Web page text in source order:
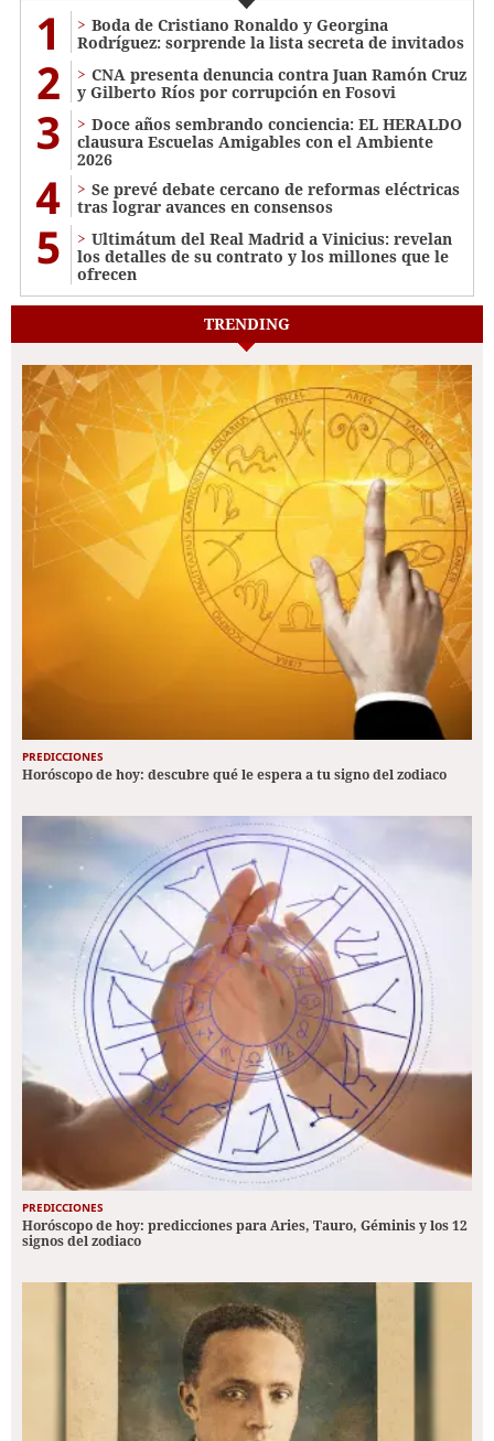
1
Boda de Cristiano Ronaldo y Georgina
Rodríguez: sorprende la lista secreta de invitados
2
CNA presenta denuncia contra Juan Ramón Cruz
y Gilberto Ríos por corrupción en Fosovi
3
Doce años sembrando conciencia: EL HERALDO
clausura Escuelas Amigables con el Ambiente
2026
4
Se prevé debate cercano de reformas eléctricas
tras lograr avances en consensos
5
Ultimátum del Real Madrid a Vinicius: revelan
los detalles de su contrato y los millones que le
ofrecen
TRENDING
PREDICCIONES
Horóscopo de hoy: descubre qué le espera a tu signo del zodiaco
PREDICCIONES
Horóscopo de hoy: predicciones para Aries, Tauro, Géminis y los 12
signos del zodiaco